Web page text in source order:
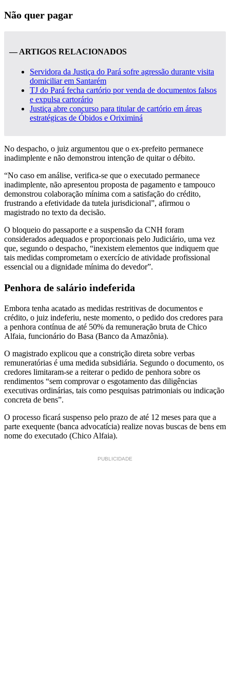
Não quer pagar
— ARTIGOS RELACIONADOS
Servidora da Justiça do Pará sofre agressão durante visita
domiciliar em Santarém
TJ do Pará fecha cartório por venda de documentos falsos
e expulsa cartorário
Justiça abre concurso para titular de cartório em áreas
estratégicas de Óbidos e Oriximiná
No despacho, o juiz argumentou que o ex-prefeito permanece
inadimplente e não demonstrou intenção de quitar o débito.
“No caso em análise, verifica-se que o executado permanece
inadimplente, não apresentou proposta de pagamento e tampouco
demonstrou colaboração mínima com a satisfação do crédito,
frustrando a efetividade da tutela jurisdicional”, afirmou o
magistrado no texto da decisão.
O bloqueio do passaporte e a suspensão da CNH foram
considerados adequados e proporcionais pelo Judiciário, uma vez
que, segundo o despacho, “inexistem elementos que indiquem que
tais medidas comprometam o exercício de atividade profissional
essencial ou a dignidade mínima do devedor”.
Penhora de salário indeferida
Embora tenha acatado as medidas restritivas de documentos e
crédito, o juiz indeferiu, neste momento, o pedido dos credores para
a penhora contínua de até 50% da remuneração bruta de Chico
Alfaia, funcionário do Basa (Banco da Amazônia).
O magistrado explicou que a constrição direta sobre verbas
remuneratórias é uma medida subsidiária. Segundo o documento, os
credores limitaram-se a reiterar o pedido de penhora sobre os
rendimentos “sem comprovar o esgotamento das diligências
executivas ordinárias, tais como pesquisas patrimoniais ou indicação
concreta de bens”.
O processo ficará suspenso pelo prazo de até 12 meses para que a
parte exequente (banca advocatícia) realize novas buscas de bens em
nome do executado (Chico Alfaia).
PUBLICIDADE